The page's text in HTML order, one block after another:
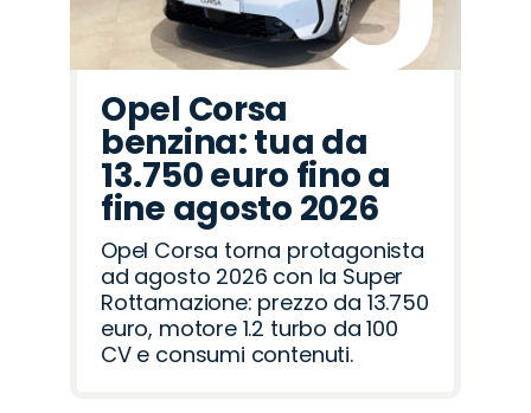
Opel Corsa
benzina: tua da
13.750 euro fino a
fine agosto 2026
Opel Corsa torna protagonista
ad agosto 2026 con la Super
Rottamazione: prezzo da 13.750
euro, motore 1.2 turbo da 100
CV e consumi contenuti.